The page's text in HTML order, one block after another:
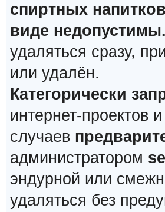
спиртных
виде недопустимы.
удаляться сразу,
или удалён.
Категорически
интернет-проектов
случаев
администратором
эндурной или
удаляться без